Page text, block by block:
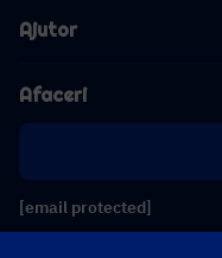
Ajutor
Afaceri
[email protected]